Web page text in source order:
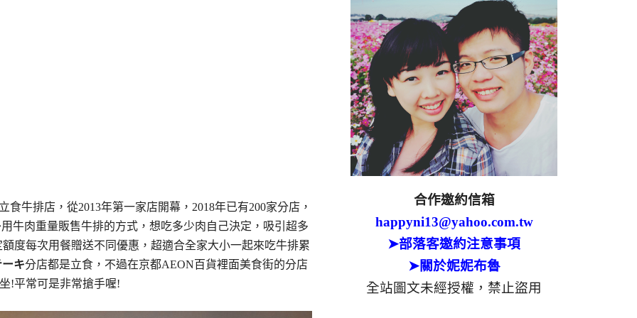
食牛排店，從2013年第一家店開幕，2018年已有200家分店，
用牛肉重量販售牛排的方式，想吃多少肉自己決定，吸引超多
度每次用餐贈送不同優惠，超適合全家大小一起來吃牛排累
キ分店都是立食，不過在京都AEON百貨裡面美食街的分店
!平常可是非常搶手喔!
合作邀約信箱
happyni13@yahoo.com.tw
➤部落客邀約注意事項
➤關於妮妮布魯
全站圖文未經授權，禁止盜用